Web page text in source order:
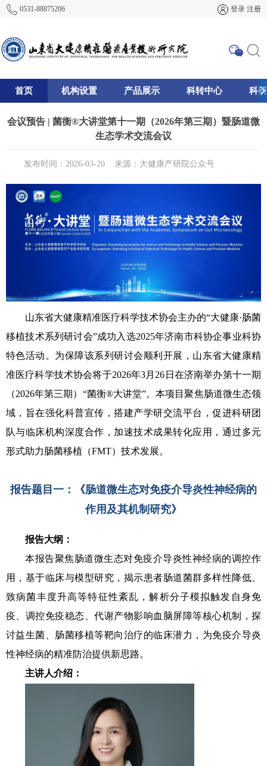
0531-88875206 登录 注册
首页 机构设置 产品展示 科转中心 科
会议预告 | 菌衡®大讲堂第十一期（2026年第三期）暨肠道微
生态学术交流会议
发布时间：2026-03-20 来源：大健康产研院公众号
山东省大健康精准医疗科学技术协会主办的“大健康·肠菌
移植技术系列研讨会”成功入选2025年济南市科协企事业科协
特色活动。为保障该系列研讨会顺利开展，山东省大健康精
准医疗科学技术协会将于2026年3月26日在济南举办第十一期
（2026年第三期）“菌衡®大讲堂”。本项目聚焦肠道微生态领
域，旨在强化科普宣传，搭建产学研交流平台，促进科研团
队与临床机构深度合作，加速技术成果转化应用，通过多元
形式助力肠菌移植（FMT）技术发展。
报告题目 一：《肠道微生态对免疫介导炎性神经病的
作用及其机制研究》
报告大纲：
本报告聚焦肠道微生态对免疫介导炎性神经病的调控作
用，基于临床与模型研究，揭示患者肠道菌群多样性降低、
致病菌丰度升高等特征性紊乱，解析分子模拟触发自身免
疫、调控免疫稳态、代谢产物影响血脑屏障等核心机制，探
讨益生菌、肠菌移植等靶向治疗的临床潜力，为免疫介导炎
性神经病的精准防治提供新思路。
主讲人介绍：